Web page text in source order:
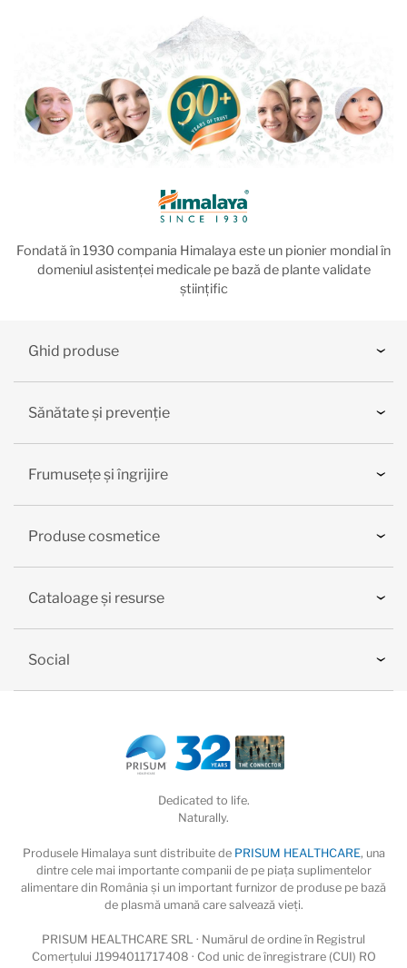
Fondată în 1930 compania Himalaya este un pionier mondial în
domeniul asistenței medicale pe bază de plante validate
științific
Ghid produse
Sănătate și prevenție
Frumusețe și îngrijire
Produse cosmetice
Cataloage și resurse
Social
Dedicated to life.
Naturally.
Produsele Himalaya sunt distribuite de PRISUM HEALTHCARE, una
dintre cele mai importante companii de pe piaţa suplimentelor
alimentare din România și un important furnizor de produse pe bază
de plasmă umană care salvează vieţi.
PRISUM HEALTHCARE SRL · Numărul de ordine în Registrul
Comerțului J1994011717408 · Cod unic de înregistrare (CUI) RO